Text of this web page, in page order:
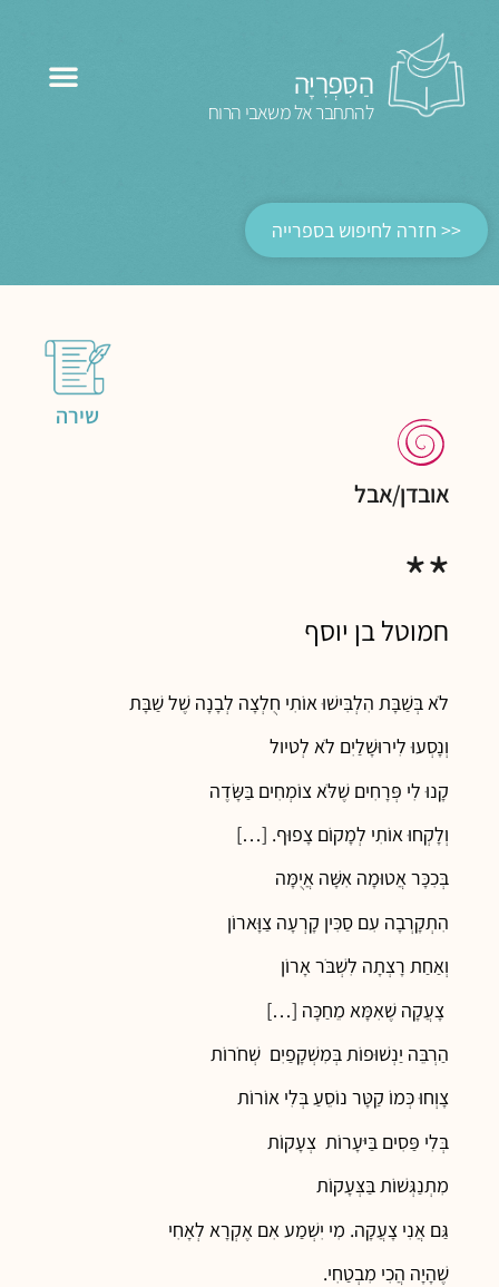
הַסִּפְרִיָּה
להתחבר אל משאבי הרוח
<< חזרה לחיפוש בספרייה
שירה
אובדן/אבל
**
חמוטל בן יוסף
לֹא בְּשַׁבָּת הִלְבִּישׁוּ אוֹתִי חֻלְצָה לְבָנָה שֶׁל שַׁבָּת
וְנָסְעוּ לִירוּשָׁלַיִם לֹא לְטיול
קָנוּ לִי פְּרָחִים שֶׁלֹּא צוֹמְחִים בַּשָּׂדֶה
וְלָקְחוּ אוֹתִי לְמָקוֹם צָפוּף. […]
בְּכִכָּר אֲטוּמָה אִשָּׁה אֲיֻמָּה
הִתְקָרְבָה עִם סַכִּין קָרְעָה צַוָּארוֹן
וְאַחַת רָצְתָה לִשְׁבֹּר אָרוֹן
צָעֲקָה שֶׁאִמָּא מֵחַכָּה […]
הַרְבֵּה יַנְשׁוּפוֹת בְּמִשְׁקָפַיִם שְׁחֹרוֹת
צָוְחוּ כְּמוֹ קַטָּר נוֹסֵעַ בְּלִי אוֹרוֹת
בְּלִי פַּסִים בַּיּעָרוֹת צְעָקוֹת
מִתְנַגְּשׁוֹת בַּצְּעָקוֹת
גַּם אֲנִי צָעֲקָה. מִי יִשְׁמַע אִם אֶקְרָא לְאָחִי
שֶׁהָיָה הֲכִי מִבְטַחִי.